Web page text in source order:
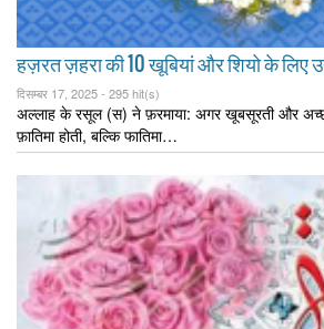
हज़रत ज़हरा की 10 खूबियां और शियो के
दिसम्बर 17, 2025 - 295 hit(s)
अल्लाह के रसूल (स) ने फ़रमाया: अगर खूबसूरती और
फ़ातिमा होती, बल्कि फातिमा…